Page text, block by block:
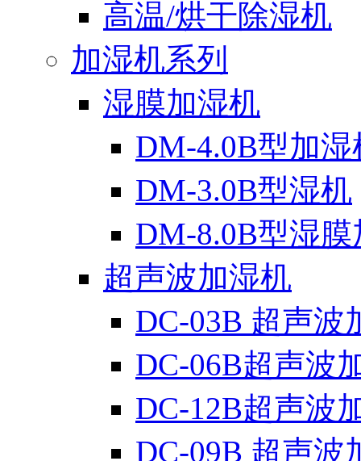
高温/烘干除湿机
加湿机系列
湿膜加湿机
DM-4.0B型加湿
DM-3.0B型湿机
DM-8.0B型湿
超声波加湿机
DC-03B 超声波
DC-06B超声波
DC-12B超声波
DC-09B 超声波